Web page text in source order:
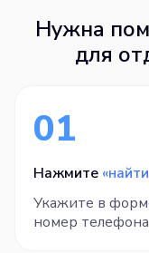
Нужна
для
01
Нажмите
Укажите в
номер